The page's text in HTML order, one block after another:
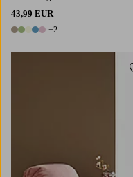
43,99 EUR
7 Farben
+2